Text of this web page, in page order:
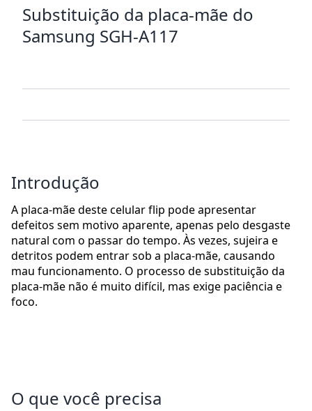
Substituição da placa-mãe do
Samsung SGH-A117
Introdução
A placa-mãe deste celular flip pode apresentar
defeitos sem motivo aparente, apenas pelo desgaste
natural com o passar do tempo. Às vezes, sujeira e
detritos podem entrar sob a placa-mãe, causando
mau funcionamento. O processo de substituição da
placa-mãe não é muito difícil, mas exige paciência e
foco.
O que você precisa